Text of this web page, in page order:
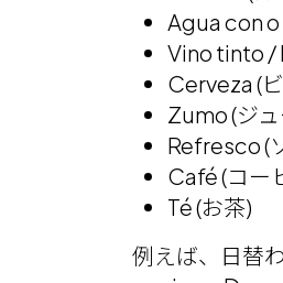
Agua con
Vino tinto /
Cerveza (
Zumo (ジ
Refresco (
Café (コー
Té (お茶)
例えば、日替